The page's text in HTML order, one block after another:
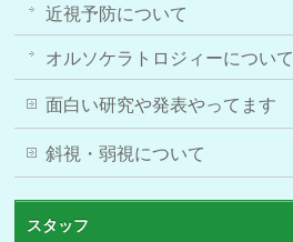
近視予防について
オルソケラトロジィーについて
面白い研究や発表やってます
斜視・弱視について
スタッフ